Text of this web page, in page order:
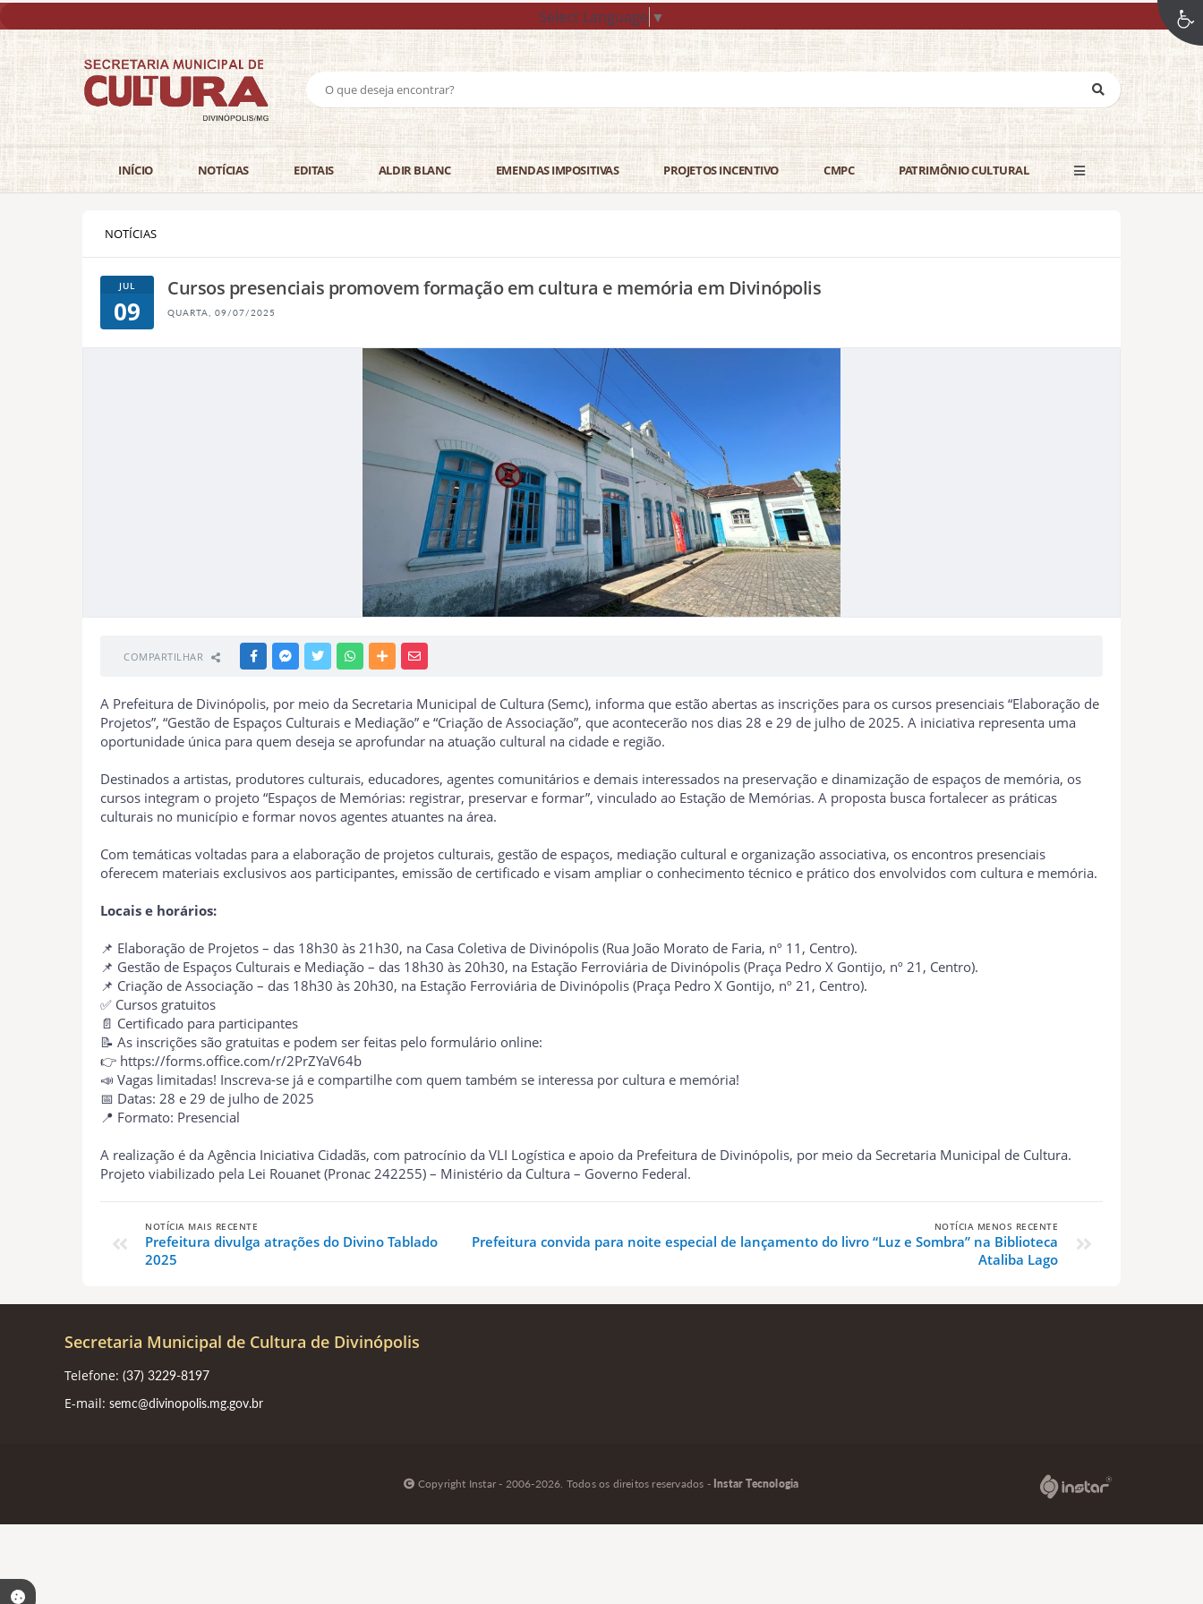
Select Language ▼
INÍCIO NOTÍCIAS EDITAIS ALDIR BLANC EMENDAS IMPOSITIVAS PROJETOS INCENTIVO CMPC PATRIMÔNIO CULTURAL
NOTÍCIAS
JUL
09
Cursos presenciais promovem formação em cultura e memória em Divinópolis
QUARTA, 09/07/2025
COMPARTILHAR FACEBOOKMESSENGER
TWITTER WHATSAPPMAIS
A Prefeitura de Divinópolis, por meio da Secretaria Municipal de Cultura (Semc), informa que estão abertas as inscrições para os cursos presenciais “Elaboração de
Projetos”, “Gestão de Espaços Culturais e Mediação” e “Criação de Associação”, que acontecerão nos dias 28 e 29 de julho de 2025. A iniciativa representa uma
oportunidade única para quem deseja se aprofundar na atuação cultural na cidade e região.
Destinados a artistas, produtores culturais, educadores, agentes comunitários e demais interessados na preservação e dinamização de espaços de memória, os
cursos integram o projeto “Espaços de Memórias: registrar, preservar e formar”, vinculado ao Estação de Memórias. A proposta busca fortalecer as práticas
culturais no município e formar novos agentes atuantes na área.
Com temáticas voltadas para a elaboração de projetos culturais, gestão de espaços, mediação cultural e organização associativa, os encontros presenciais
oferecem materiais exclusivos aos participantes, emissão de certificado e visam ampliar o conhecimento técnico e prático dos envolvidos com cultura e memória.
Locais e horários:
📌 Elaboração de Projetos – das 18h30 às 21h30, na Casa Coletiva de Divinópolis (Rua João Morato de Faria, nº 11, Centro).
📌 Gestão de Espaços Culturais e Mediação – das 18h30 às 20h30, na Estação Ferroviária de Divinópolis (Praça Pedro X Gontijo, nº 21, Centro).
📌 Criação de Associação – das 18h30 às 20h30, na Estação Ferroviária de Divinópolis (Praça Pedro X Gontijo, nº 21, Centro).
✅ Cursos gratuitos
📄 Certificado para participantes
📝 As inscrições são gratuitas e podem ser feitas pelo formulário online:
👉 https://forms.office.com/r/2PrZYaV64b
📣 Vagas limitadas! Inscreva-se já e compartilhe com quem também se interessa por cultura e memória!
📅 Datas: 28 e 29 de julho de 2025
📍 Formato: Presencial
A realização é da Agência Iniciativa Cidadãs, com patrocínio da VLI Logística e apoio da Prefeitura de Divinópolis, por meio da Secretaria Municipal de Cultura.
Projeto viabilizado pela Lei Rouanet (Pronac 242255) – Ministério da Cultura – Governo Federal.
NOTÍCIA MAIS RECENTE
Prefeitura divulga atrações do Divino Tablado
2025
NOTÍCIA MENOS RECENTE
Prefeitura convida para noite especial de lançamento do livro “Luz e Sombra” na Biblioteca
Ataliba Lago
Secretaria Municipal de Cultura de Divinópolis
Telefone: (37) 3229-8197
E-mail: semc@divinopolis.mg.gov.br
Copyright Instar - 2006-2026. Todos os direitos reservados - Instar Tecnologia